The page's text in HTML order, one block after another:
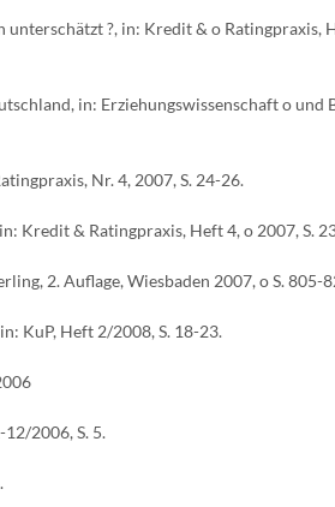
unterschätzt ?, in: Kredit & o Ratingpraxis,
in: Erziehungswissenschaft o und
Nr. 4, 2007, S. 24-26.
Kredit & Ratingpraxis, Heft 4, o 2007, S.
2. Auflage, Wiesbaden 2007, o S. 805-
KuP, Heft 2/2008, S. 18-23.
2006, S. 5.